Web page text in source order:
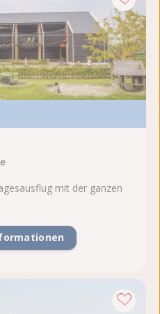
mit der ganzen